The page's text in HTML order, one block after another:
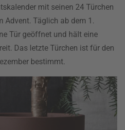
mit seinen 24 Türchen
Advent. Täglich ab dem 1.
Tür geöffnet und hält eine
Das letzte Türchen ist für den
bestimmt.